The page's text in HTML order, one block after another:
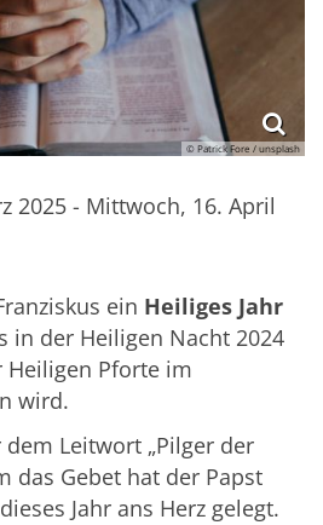
© Patrick Fore / unsplash
2025 - Mittwoch, 16. April
ein Heiliges Jahr
in der Heiligen Nacht 2024
Pforte im
wird.
Leitwort „Pilger der
das Gebet hat der Papst
Jahr ans Herz gelegt.